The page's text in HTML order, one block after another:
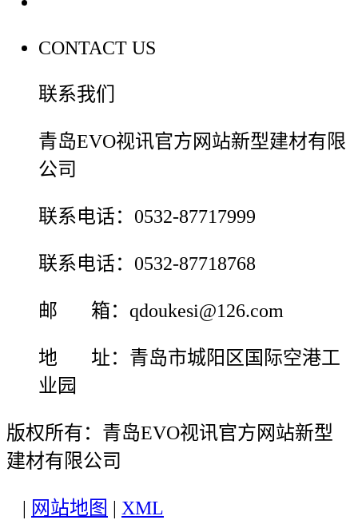
CONTACT US
联系我们
青岛EVO视讯官方网站新型建材有限
公司
联系电话：0532-87717999
联系电话：0532-87718768
邮 箱：qdoukesi@126.com
地 址：青岛市城阳区国际空港工
业园
版权所有：青岛EVO视讯官方网站新型
建材有限公司
网站地图 XML